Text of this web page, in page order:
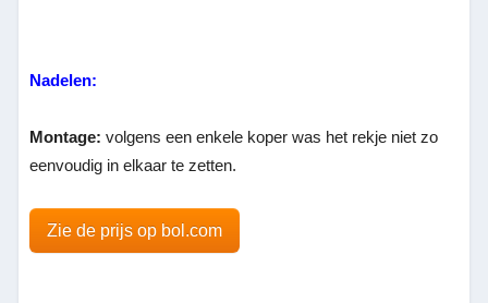
Nadelen:
Montage: volgens een enkele koper was het rekje niet zo
eenvoudig in elkaar te zetten.
Zie de prijs op bol.com